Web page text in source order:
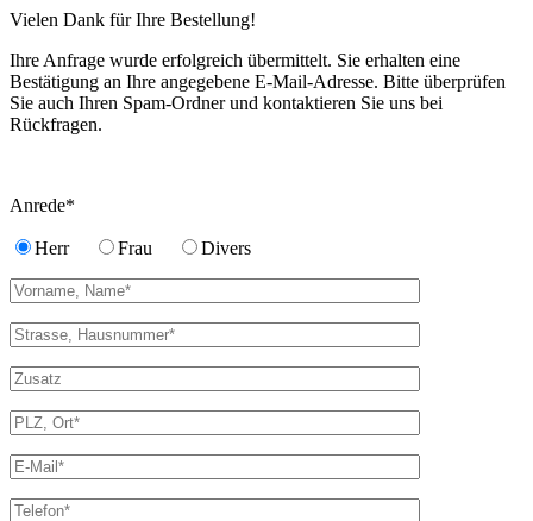
Vielen Dank für Ihre Bestellung!
Ihre Anfrage wurde erfolgreich übermittelt. Sie erhalten eine
Bestätigung an Ihre angegebene E-Mail-Adresse. Bitte überprüfen
Sie auch Ihren Spam-Ordner und kontaktieren Sie uns bei
Rückfragen.
Anrede*
Herr Frau Divers